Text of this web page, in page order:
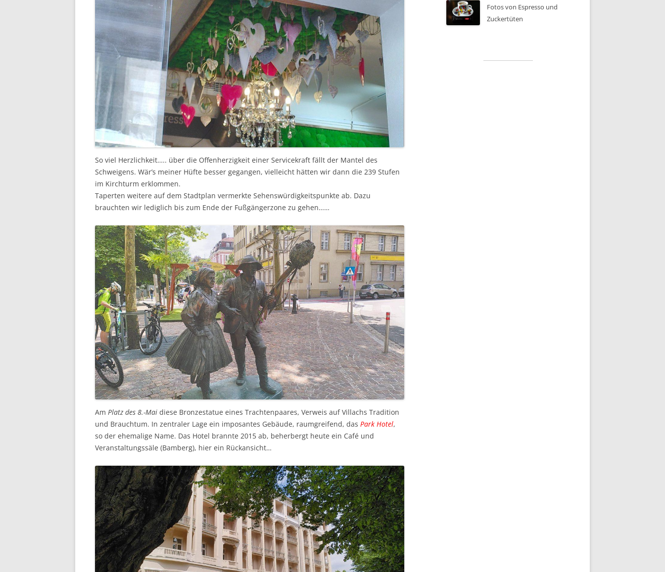
So viel Herzlichkeit….. über die Offenherzigkeit einer Servicekraft fällt der Mantel des
Schweigens. Wär’s meiner Hüfte besser gegangen, vielleicht hätten wir dann die 239 Stufen
im Kirchturm erklommen.
Taperten weitere auf dem Stadtplan vermerkte Sehenswürdigkeitspunkte ab. Dazu
brauchten wir lediglich bis zum Ende der Fußgängerzone zu gehen……
Am Platz des 8.-Mai diese Bronzestatue eines Trachtenpaares, Verweis auf Villachs Tradition
und Brauchtum. In zentraler Lage ein imposantes Gebäude, raumgreifend, das Park Hotel,
so der ehemalige Name. Das Hotel brannte 2015 ab, beherbergt heute ein Café und
Veranstaltungssäle (Bamberg), hier ein Rückansicht…
Fotos von Espresso und
Zuckertüten